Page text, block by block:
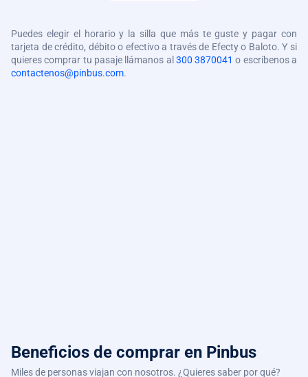
Puedes elegir el horario y la silla que más te guste y pagar con
tarjeta de crédito, débito o efectivo a través de Efecty o Baloto. Y si
quieres comprar tu pasaje llámanos al300 3870041 o escríbenos a
contactenos@pinbus.com.
Beneficios de comprar en Pinbus
Miles de personas viajan con nosotros. ¿Quieres saber por qué?